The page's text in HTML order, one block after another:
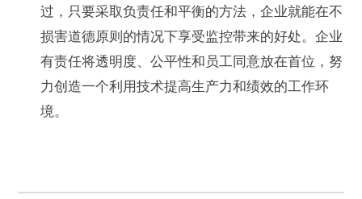
过，只要采取负责任和平衡的方法，企业就能在不
损害道德原则的情况下享受监控带来的好处。企业
有责任将透明度、公平性和员工同意放在首位，努
力创造一个利用技术提高生产力和绩效的工作环
境。